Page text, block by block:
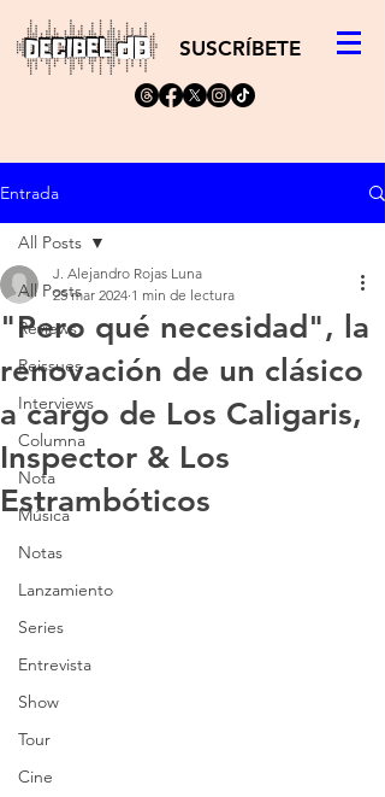
SUSCRÍBETE
Entrada
All Posts
Reviews
Reissues
Interviews
Columna
Nota
Música
Notas
Lanzamiento
Series
Entrevista
Show
Tour
Cine
All Posts
"Pero qué necesidad", la
renovación de un clásico
a cargo de Los Caligaris,
Inspector & Los
Estrambóticos
J. Alejandro Rojas Luna
25 mar 2024 1 min de lectura